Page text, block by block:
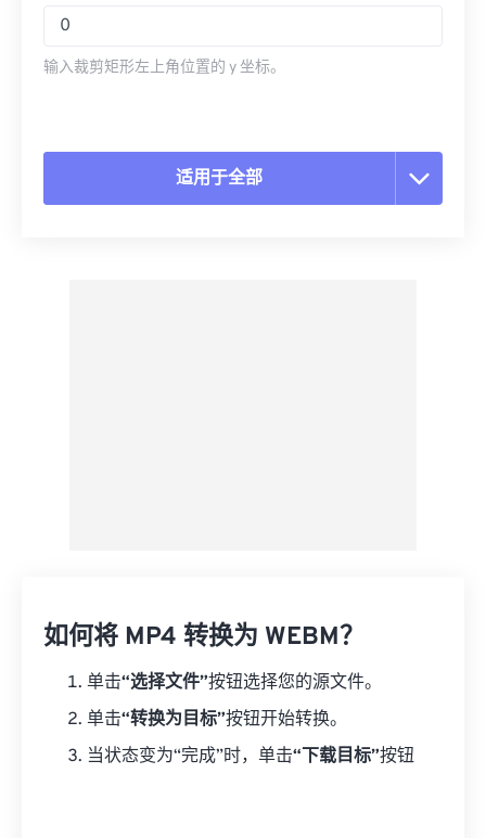
输入裁剪矩形左上角位置的 y 坐标。
适用于全部
如何将 MP4 转换为 WEBM？
单击“选择文件”按钮选择您的源文件。
单击“转换为目标”按钮开始转换。
当状态变为“完成”时，单击“下载目标”按钮